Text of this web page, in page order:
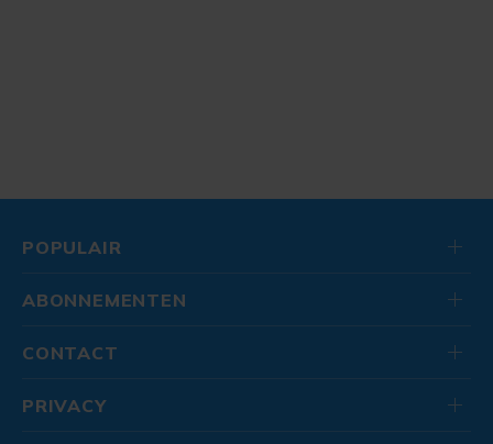
POPULAIR
ABONNEMENTEN
CONTACT
PRIVACY